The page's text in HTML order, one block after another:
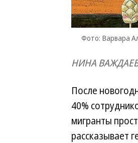
Фото: Варвара
НИНА
После
40%
мигранты
рассказывает